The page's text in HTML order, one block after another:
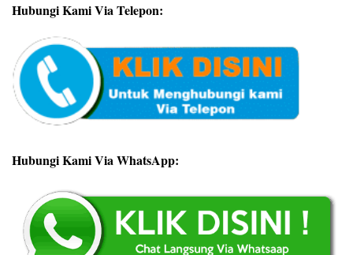
Hubungi Kami Via Telepon:
Hubungi Kami Via WhatsApp: